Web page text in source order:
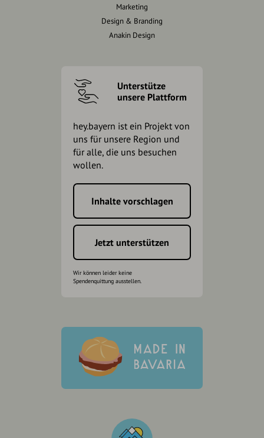
Marketing
Design & Branding
Anakin Design
Unterstütze
unsere Plattform
hey.bayern ist ein Projekt von
uns für unsere Region und
für alle, die uns besuchen
wollen.
Inhalte vorschlagen
Jetzt unterstützen
Wir können leider keine
Spendenquittung ausstellen.